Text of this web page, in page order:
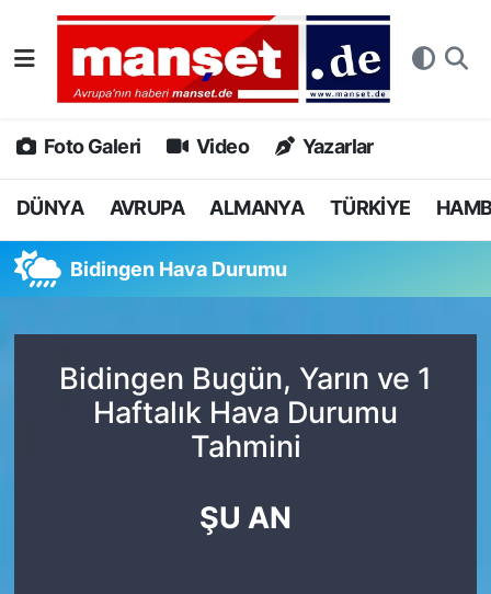
Foto Galeri Video Yazarlar
DÜNYA AVRUPA ALMANYA TÜRKİYE
Bidingen Hava Durumu
Bidingen Bugün, Yarın ve 1
Haftalık Hava Durumu
Tahmini
ŞU AN
DÜNYA
AVRUPA
ALMANYA
SPOR
DEUTSCH
Nöbetçi Eczaneler
Hava Durumu
Namaz Vakitleri
Tüm Manşetler
Son Dakika Haberleri